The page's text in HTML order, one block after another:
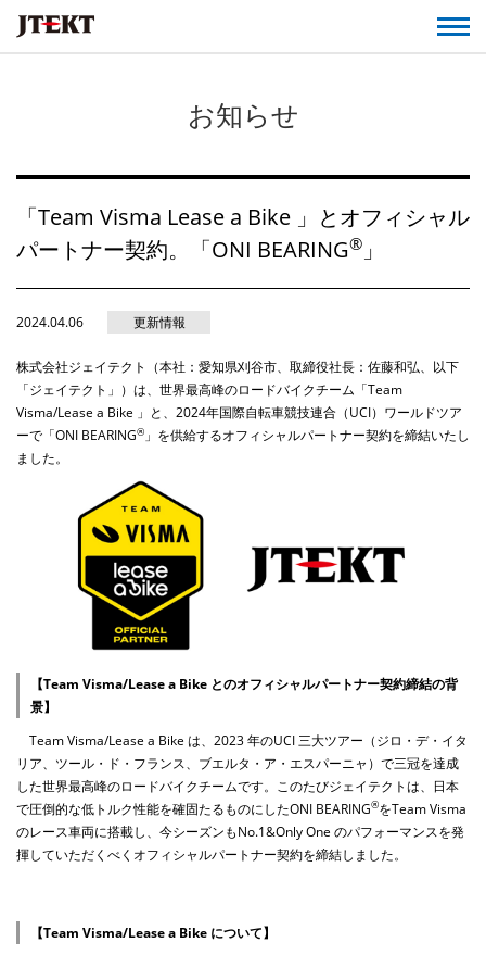
お知らせ
「Team Visma Lease a Bike 」とオフィシャル
パートナー契約。「ONI BEARING® 」
2024.04.06 更新情報
株式会社ジェイテクト（本社：愛知県刈谷市、取締役社長：佐藤和弘、以下
「ジェイテクト」）は、世界最高峰のロードバイクチーム「Team
Visma/Lease a Bike 」と、2024年国際自転車競技連合（UCI）ワールドツア
ーで「ONI BEARING® 」を供給するオフィシャルパートナー契約を締結いたし
ました。
【Team Visma/Lease a Bike とのオフィシャルパートナー契約締結の背
景】
Team Visma/Lease a Bike は、2023 年のUCI 三大ツアー（ジロ・デ・イタ
リア、ツール・ド・フランス、ブエルタ・ア・エスパーニャ）で三冠を達成
した世界最高峰のロードバイクチームです。このたびジェイテクトは、日本
で圧倒的な低トルク性能を確固たるものにしたONI BEARING®をTeam Visma
のレース車両に搭載し、今シーズンもNo.1&Only One のパフォーマンスを発
揮していただくべくオフィシャルパートナー契約を締結しました。
【Team Visma/Lease a Bike について】